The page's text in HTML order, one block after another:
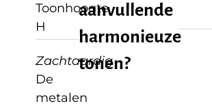
Toonhoogte
H
Zachtaardig
De
metalen
aanvullende
harmonieuze
tonen?